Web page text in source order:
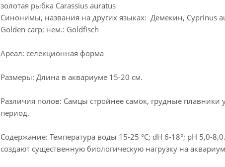
золотая рыбка Carassius auratus
Синонимы, названия на других языках: Демекин, Cyprinus
Golden carp; нем.: Goldfisch
Ареал: селекционная форма
Размеры: Длина в аквариуме 15-20 см.
Различия полов: Самцы стройнее самок, грудные
период.
Содержание: Температура воды 15-25 °C; dH 6-18°; pH 5,0-
создают существенную биологическую нагрузку на